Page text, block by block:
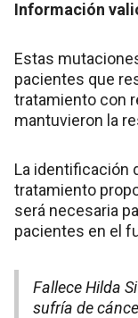
Información
Estas
pacientes que
tratamiento con
mantuvieron la
La identificación
tratamiento
será necesaria
pacientes en el
Fallece Hilda
sufría de